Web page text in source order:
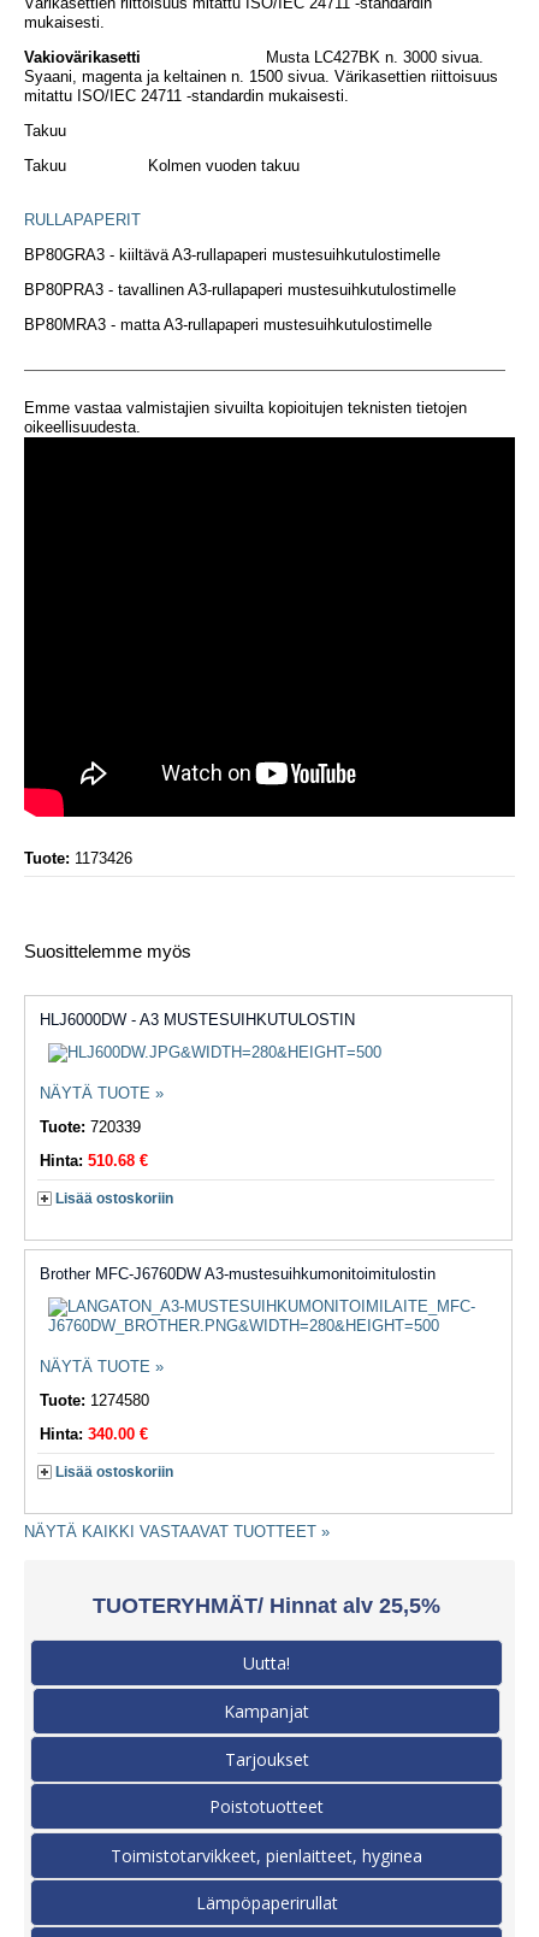
mukaisesti.
Vakiovärikasetti
Musta LC427BK n. 3000 sivua.
Syaani, magenta ja keltainen n. 1500 sivua. Värikasettien riittoisuus
mitattu ISO/IEC 24711 -standardin mukaisesti.
Takuu
Takuu Kolmen vuoden takuu
RULLAPAPERIT
BP80GRA3 - kiiltävä A3-rullapaperi mustesuihkutulostimelle
BP80PRA3 - tavallinen A3-rullapaperi mustesuihkutulostimelle
BP80MRA3 - matta A3-rullapaperi mustesuihkutulostimelle
Emme vastaa valmistajien sivuilta kopioitujen teknisten tietojen
oikeellisuudesta.
Tuote: 1173426
Suosittelemme myös
HLJ6000DW - A3 MUSTESUIHKUTULOSTIN
NÄYTÄ TUOTE »
Tuote: 720339
Hinta: 510.68 €
Lisää ostoskoriin
Brother MFC-J6760DW A3-mustesuihkumonitoimitulostin
NÄYTÄ TUOTE »
Tuote: 1274580
Hinta: 340.00 €
Lisää ostoskoriin
NÄYTÄ KAIKKI VASTAAVAT TUOTTEET »
TUOTERYHMÄT/ Hinnat alv 25,5%
Uutta!
Kampanjat
Tarjoukset
Poistotuotteet
Toimistotarvikkeet, pienlaitteet, hyginea
Lämpöpaperirullat